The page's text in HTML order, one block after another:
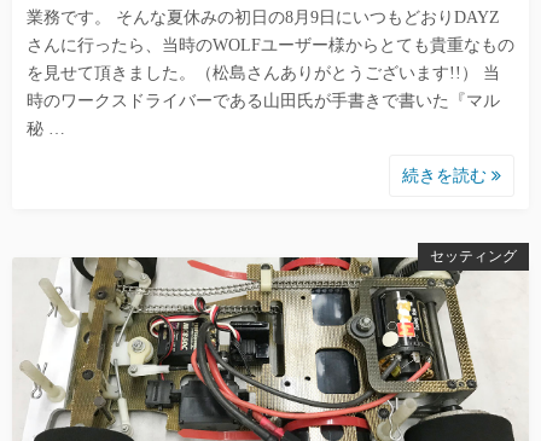
業務です。 そんな夏休みの初日の8月9日にいつもどおりDAYZ
さんに行ったら、当時のWOLFユーザー様からとても貴重なもの
を見せて頂きました。（松島さんありがとうございます!!） 当
時のワークスドライバーである山田氏が手書きで書いた『マル
秘 …
続きを読む
セッティング